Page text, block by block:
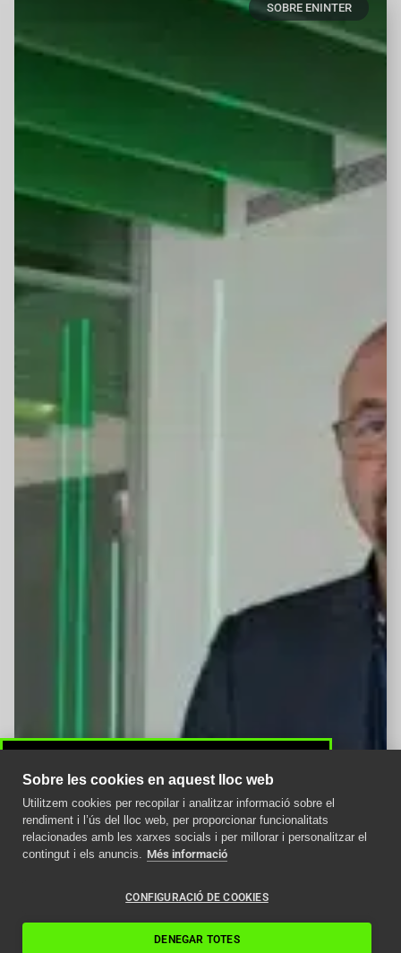
SOBRE ENINTER
Sobre les cookies en aquest lloc web
Utilitzem cookies per recopilar i analitzar informació sobre el
rendiment i l’ús del lloc web, per proporcionar funcionalitats
relacionades amb les xarxes socials i per millorar i personalitzar el
contingut i els anuncis. Més informació
CONFIGURACIÓ DE COOKIES
DENEGAR TOTES
Avís important
Com afecta la nova
ascensors en 2024
Llegir article